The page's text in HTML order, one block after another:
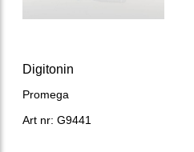
Digitonin
Promega
Art nr: G9441